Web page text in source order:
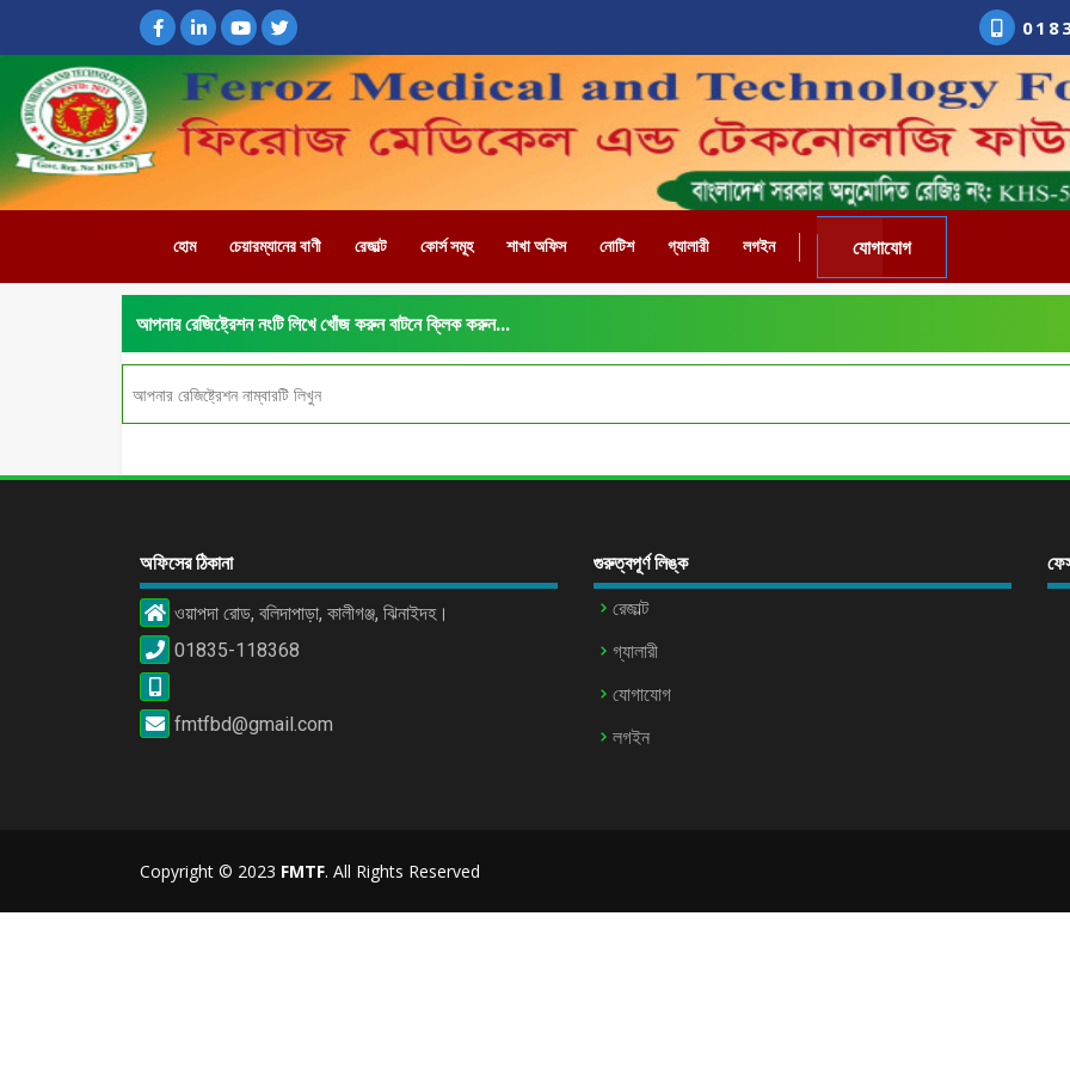
হোম চেয়ারম্যানের বাণী রেজাল্ট কোর্স সমূহ শাখা অফিস নোটিশ গ্যালারী লগইন যোগাযোগ
আপনার রেজিষ্ট্রেশন নংটি লিখে খোঁজ করুন বাটনে ক্লিক করুন...
অফিসের ঠিকানা
ওয়াপদা রোড, বলিদাপাড়া, কালীগঞ্জ, ঝিনাইদহ।
01835-118368
fmtfbd@gmail.com
গুরুত্বপূর্ণ লিঙ্ক
রেজাল্ট
গ্যালারী
যোগাযোগ
লগইন
Copyright © 2023 FMTF. All Rights Reserved